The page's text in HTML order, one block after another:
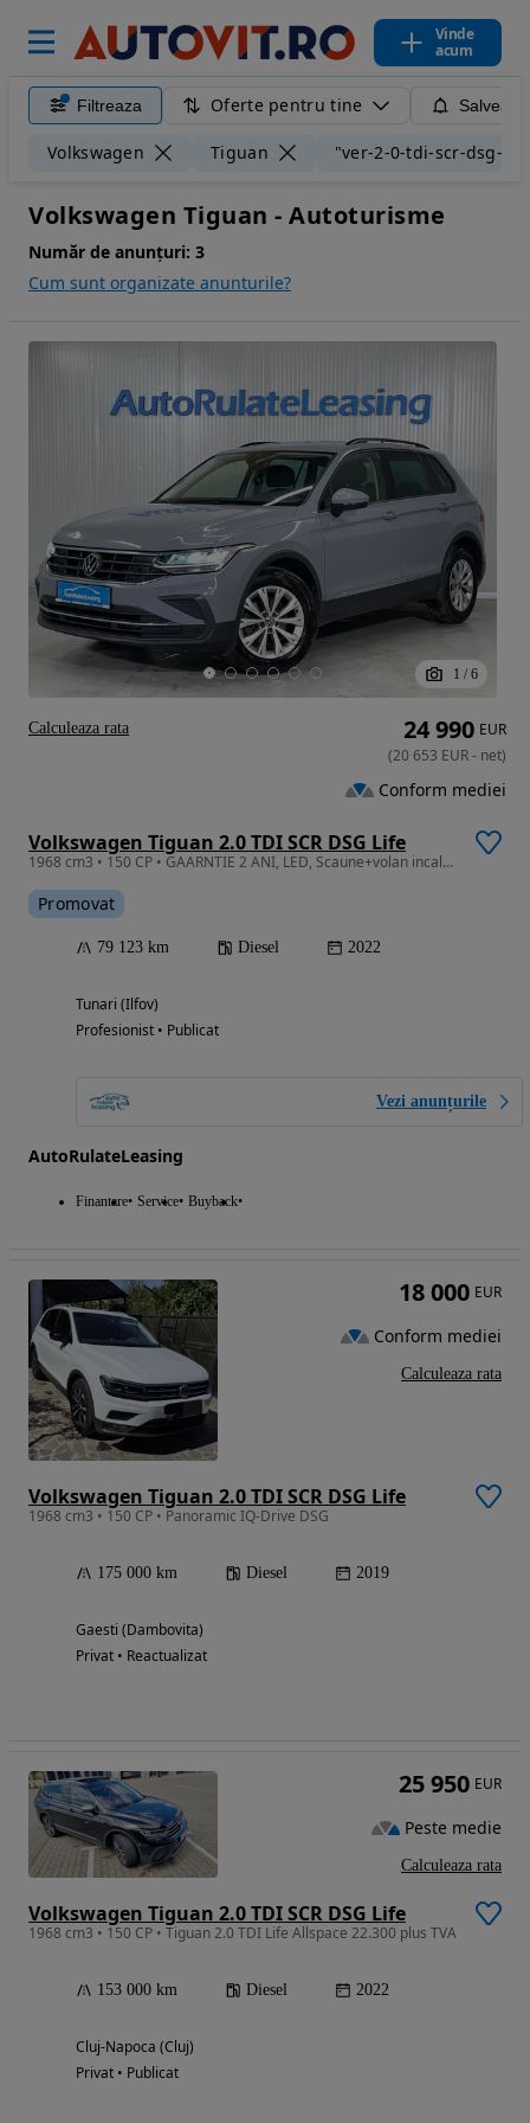
Vinde
acum
Filtreaza Oferte pentru tine
Volkswagen Tiguan "ver-2-0-tdi-scr-dsg-
Volkswagen Tiguan - Autoturisme
Număr de anunțuri: 3
Cum sunt organizate anunturile?
1 / 6
Volkswagen Tiguan 2.0 TDI SCR DSG Life
1968 cm3 • 150 CP • GAARNTIE 2 ANI, LED, Scaune+volan incalzite, Pilot adaptiv
Promovat
79 123 km Diesel 2022
Tunari (Ilfov)
Profesionist • Publicat
Vezi anunțurile
AutoRulateLeasing
Finantare Service Buyback
24 990 EUR
(20 653 EUR- net)
Conform mediei
Calculeaza rata
Volkswagen Tiguan 2.0 TDI SCR DSG Life
1968 cm3 • 150 CP • Panoramic IQ-Drive DSG
175 000 km Diesel 2019
Gaesti (Dambovita)
Privat • Reactualizat
18 000 EUR
Conform mediei
Calculeaza rata
Volkswagen Tiguan 2.0 TDI SCR DSG Life
1968 cm3 • 150 CP • Tiguan 2.0 TDI Life Allspace 22.300 plus TVA
153 000 km Diesel 2022
Cluj-Napoca (Cluj)
Privat • Publicat
25 950 EUR
Peste medie
Calculeaza rata